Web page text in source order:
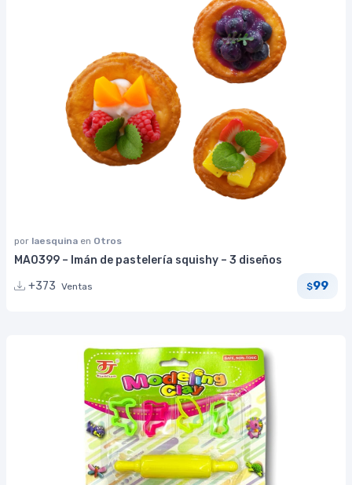
por laesquina en Otros
MA0399 – Imán de pastelería squishy – 3 diseños
+373 Ventas $99